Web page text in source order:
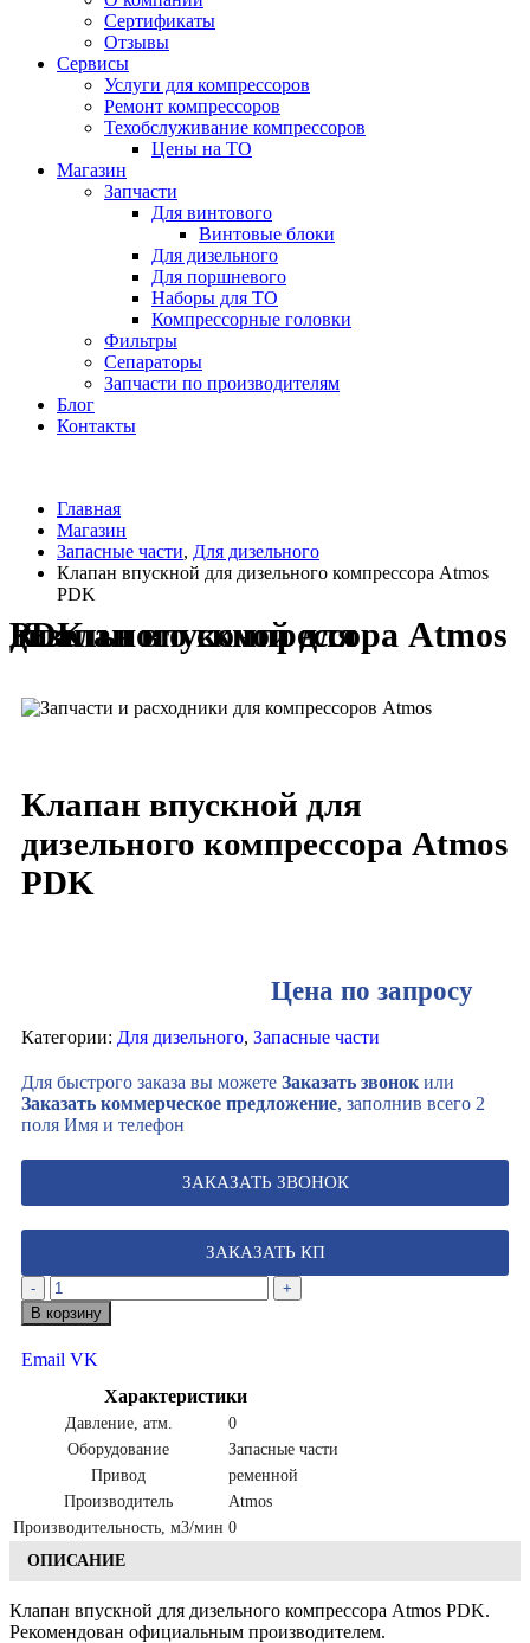
Сертификаты
Отзывы
Сервисы
Услуги для компрессоров
Ремонт компрессоров
Техобслуживание компрессоров
Цены на ТО
Магазин
Запчасти
Для винтового
Винтовые блоки
Для дизельного
Для поршневого
Наборы для ТО
Компрессорные головки
Фильтры
Сепараторы
Запчасти по производителям
Блог
Контакты
Главная
Магазин
Запасные части, Для дизельного
Клапан впускной для дизельного компрессора Atmos
PDK
Клапан впускной для дизельного компрессора Atmos PDK
Клапан впускной для
дизельного компрессора Atmos
PDK
Цена по запросу
Категории: Для дизельного, Запасные части
Для быстрого заказа вы можете Заказать звонок или
Заказать коммерческое предложение, заполнив всего 2
поля Имя и телефон
ЗАКАЗАТЬ ЗВОНОК
ЗАКАЗАТЬ КП
-
+
В корзину
Email VK
Характеристики
Давление, атм.
0
Оборудование
Запасные части
Привод
ременной
Производитель
Atmos
Производительность, м3/мин 0
ОПИСАНИЕ
Клапан впускной для дизельного компрессора Atmos PDK.
Рекомендован официальным производителем.